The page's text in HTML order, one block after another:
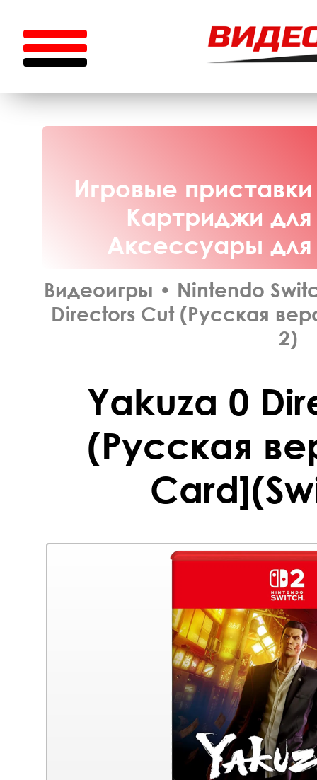
Игровые
Картриджи
Аксессуары для
Видеоигры • Nintendo
Directors Cut (Русская
2)
Yakuza 0
(Русская